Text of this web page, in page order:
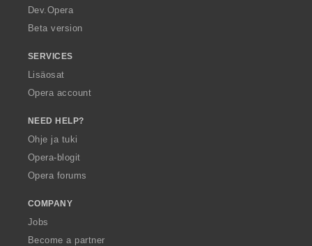
a
Dev.Opera
Beta version
SERVICES
Lisäosat
Opera account
NEED HELP?
Ohje ja tuki
Opera-blogit
Opera forums
COMPANY
Jobs
Become a partner